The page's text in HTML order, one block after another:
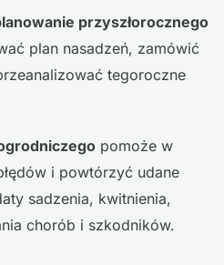
przyszłorocznego
plan nasadzeń, zamówić
tegoroczne
pomoże w
i powtórzyć udane
sadzenia, kwitnienia,
chorób i szkodników.